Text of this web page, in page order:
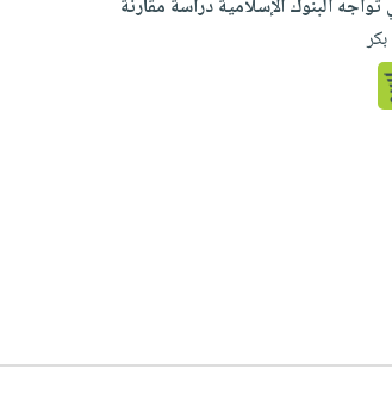
البنوك الإسلامية دراسة مقارنة